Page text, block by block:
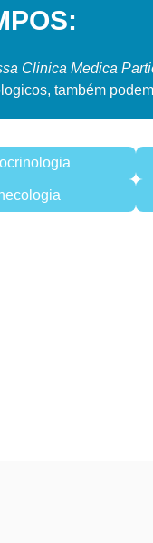
Clinica Medica
também